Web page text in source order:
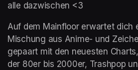
alle dazwischen <3
Auf dem Mainfloor erwartet dich
Mischung aus Anime- und
gepaart mit den neuesten
der 80er bis 2000er, Trashpop